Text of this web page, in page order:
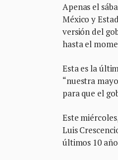
Apenas el
México y
versión del
hasta el
Esta es la
“nuestra
para que el
Este
Luis
últimos 10